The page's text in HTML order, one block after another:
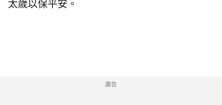
太歲以保平安。
廣告